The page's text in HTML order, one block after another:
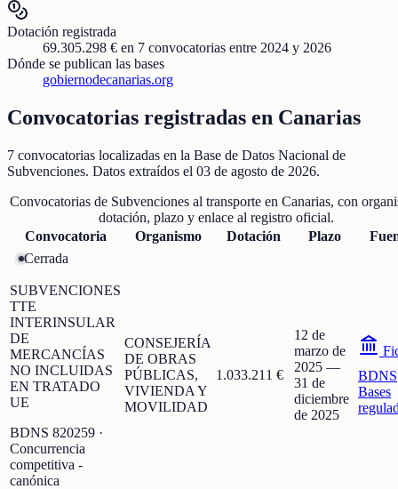
Dotación registrada
69.305.298 € en 7 convocatorias entre 2024 y 2026
Dónde se publican las bases
gobiernodecanarias.org
Convocatorias registradas en Canarias
7 convocatorias localizadas en la Base de Datos Nacional de
Subvenciones. Datos extraídos el 03 de agosto de 2026.
Convocatorias de Subvenciones al transporteen Canarias, con
dotación, plazo y enlace al registro oficial.
Convocatoria
Organismo Dotación Plazo
Cerrada
SUBVENCIONES
TTE
INTERINSULAR
DE
MERCANCÍAS
NO INCLUIDAS
EN TRATADO
UE
BDNS 820259 ·
Concurrencia
competitiva -
canónica
CONSEJERÍA
DE OBRAS
PÚBLICAS,
VIVIENDA Y
MOVILIDAD
1.033.211 €
12 de
marzo de
2025 —
31 de
diciembre
de 2025
BDNS
Bases